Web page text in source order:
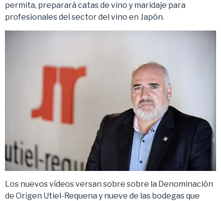
permita, preparará catas de vino y maridaje para
profesionales del sector del vino en Japón.
Los nuevos vídeos versan sobre sobre la Denominación
de Origen Utiel-Requena y nueve de las bodegas que